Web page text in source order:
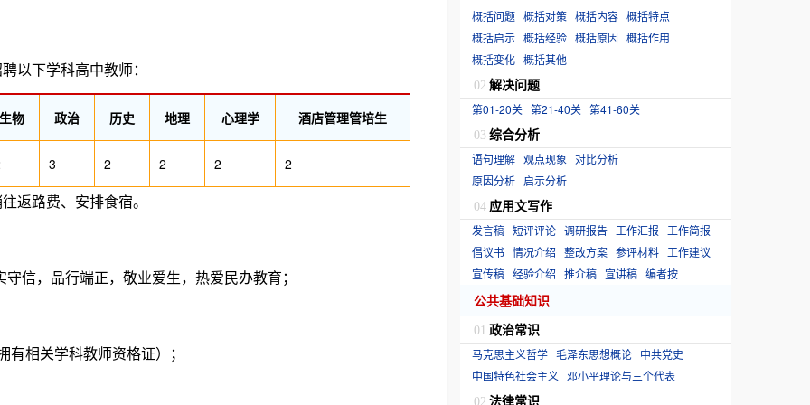
下学科高中教师：
生物 政治 历史 地理 心理学 酒店管理管培生
3 2 2 2 2
路费、安排食宿。
，品行端正，敬业爱生，热爱民办教育；
相关学科教师资格证）；
概括问题 概括对策 概括内容 概括特点
概括启示 概括经验 概括原因 概括作用
概括变化 概括其他
02 解决问题
第01-20关 第21-40关 第41-60关
03 综合分析
语句理解 观点现象 对比分析
原因分析 启示分析
04 应用文写作
发言稿 短评评论 调研报告 工作汇报
工作简报
倡议书 情况介绍 整改方案 参评材料 工作建议
宣传稿 经验介绍 推介稿 宣讲稿 编者按
公共基础知识
01 政治常识
马克思主义哲学 毛泽东思想概论 中共党史
中国特色社会主义 邓小平理论与三个代表
02 法律常识